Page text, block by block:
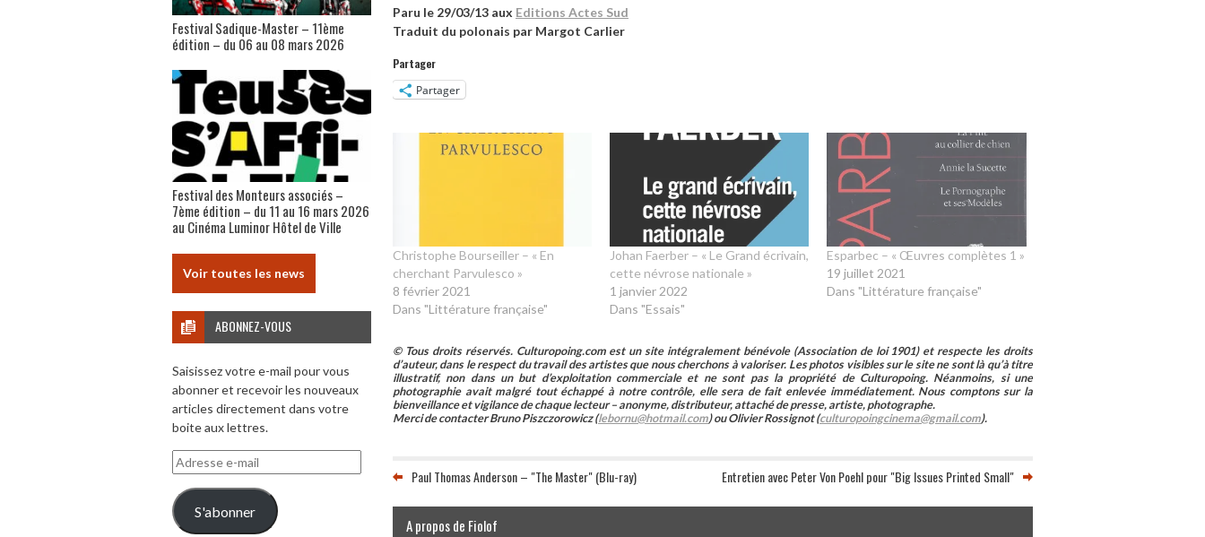
Paru le 29/03/13 aux Editions Actes Sud
Traduit du polonais par Margot Carlier
Partager
Partager
Christophe Bourseiller – « En
cherchant Parvulesco »
8 février 2021
Dans "Littérature française"
Johan Faerber – « Le Grand écrivain,
cette névrose nationale »
1 janvier 2022
Dans "Essais"
Esparbec – « Œuvres complètes 1 »
19 juillet 2021
Dans "Littérature française"
© Tous droits réservés. Culturopoing.com est un site intégralement bénévole (Association de loi 1901) et respecte les droits
d’auteur, dans le respect du travail des artistes que nous cherchons à valoriser. Les photos visibles sur le site ne sont là qu’à titre
illustratif, non dans un but d’exploitation commerciale et ne sont pas la propriété de Culturopoing. Néanmoins, si une
photographie avait malgré tout échappé à notre contrôle, elle sera de fait enlevée immédiatement. Nous comptons sur la
bienveillance et vigilance de chaque lecteur – anonyme, distributeur, attaché de presse, artiste, photographe.
Merci de contacter Bruno Piszczorowicz (lebornu@hotmail.com) ou Olivier Rossignot (culturopoingcinema@gmail.com).
Paul Thomas Anderson – "The Master" (Blu-ray) Entretien avec Peter Von Poehl pour "Big Issues Printed Small"
A propos de Fiolof
Festival Sadique-Master – 11ème
édition – du 06 au 08 mars 2026
Festival des Monteurs associés –
7ème édition – du 11 au 16 mars 2026
au Cinéma Luminor Hôtel de Ville
Voir toutes les news
ABONNEZ-VOUS
Saisissez votre e-mail pour vous
abonner et recevoir les nouveaux
articles directement dans votre
boite aux lettres.
Adresse
e-
mail
S'abonner